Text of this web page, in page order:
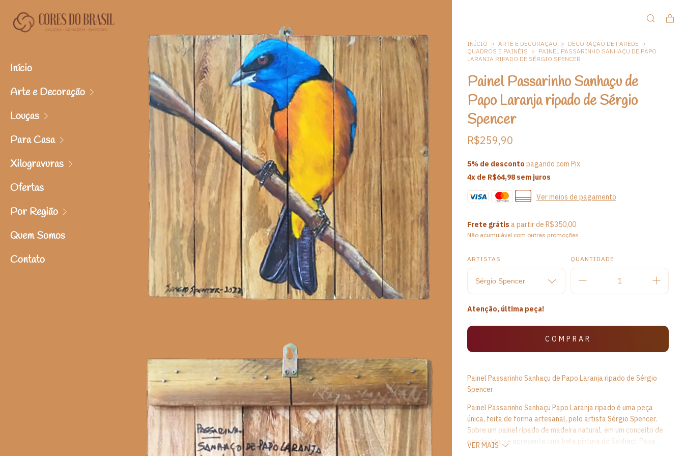
Início
Arte e Decoração
Louças
Para Casa
Xilogravuras
Ofertas
Por Região
Quem Somos
Contato
INÍCIO > ARTE E DECORAÇÃO > DECORAÇÃO DE PAREDE >
QUADROS E PAINÉIS > PAINEL PASSARINHO SANHAÇU DE PAPO
LARANJA RIPADO DE SÉRGIO SPENCER
Painel Passarinho Sanhaçu de
Papo Laranja ripado de Sérgio
Spencer
R$259,90
5% de desconto pagando com Pix
4x de R$64,98sem juros
Ver meios de pagamento
Frete grátis a partir deR$350,00
Não acumulável com outras promoções
ARTISTAS QUANTIDADE
Atenção, última peça!
Painel Passarinho Sanhaçu de Papo Laranja ripado de Sérgio
Spencer
Painel Passarinho Sanhaçu Papo Laranja ripado é uma peça
única, feita de forma artesanal, pelo artista Sérgio Spencer.
Sobre um painel ripado de madeira natural, em um conceito de
ecodesign, se apresenta uma bela pintura do Sanhaçu Papa
VER MAIS